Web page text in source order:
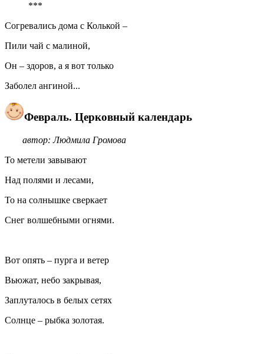
***
Согревались дома с Колькой –
Пили чай с малиной,
Он – здоров, а я вот только
Заболел ангиной...
Февраль. Церковный календарь
автор: Людмила Громова
То метели завывают
Над полями и лесами,
То на солнышке сверкает
Снег волшебными огнями.
Вот опять – пурга и ветер
Вьюжат, небо закрывая,
Заплуталось в белых сетях
Солнце – рыбка золотая.